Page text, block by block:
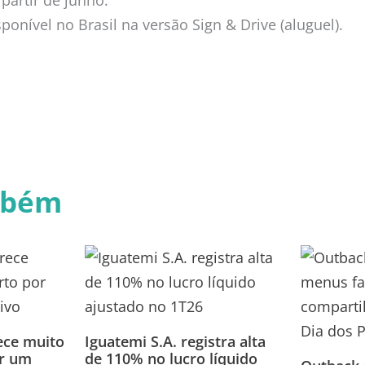
no Brasil na versão Sign & Drive (aluguel).
muito
um
Iguatemi S.A. registra alta
de 110% no lucro líquido